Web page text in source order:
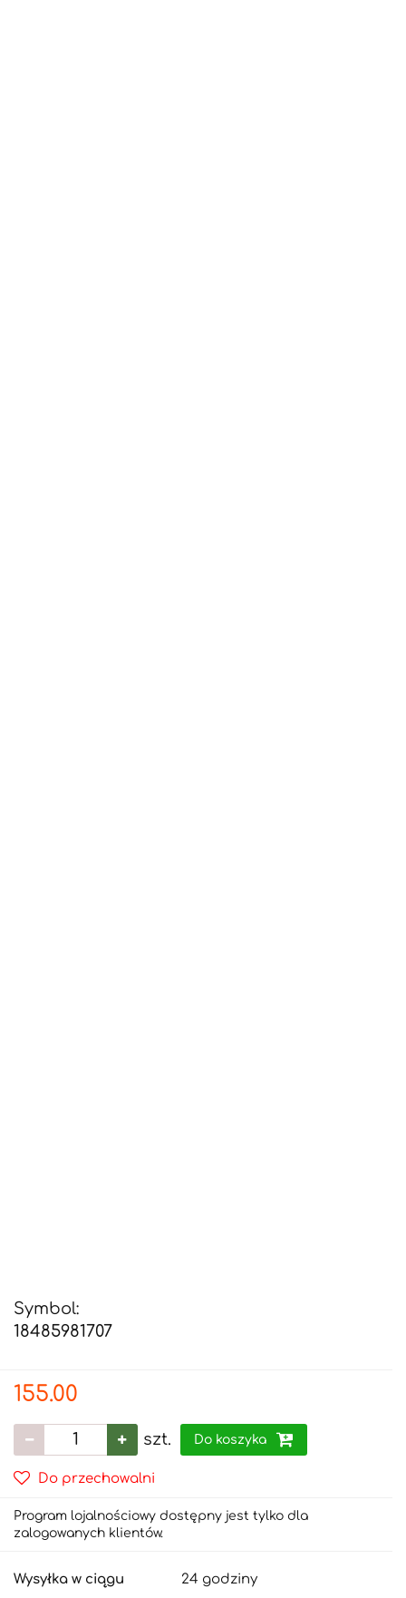
Symbol:
18485981707
155.00
szt. Do koszyka
Do przechowalni
Program lojalnościowy dostępny jest tylko dla
zalogowanych klientów.
Wysyłka w ciągu 24 godziny